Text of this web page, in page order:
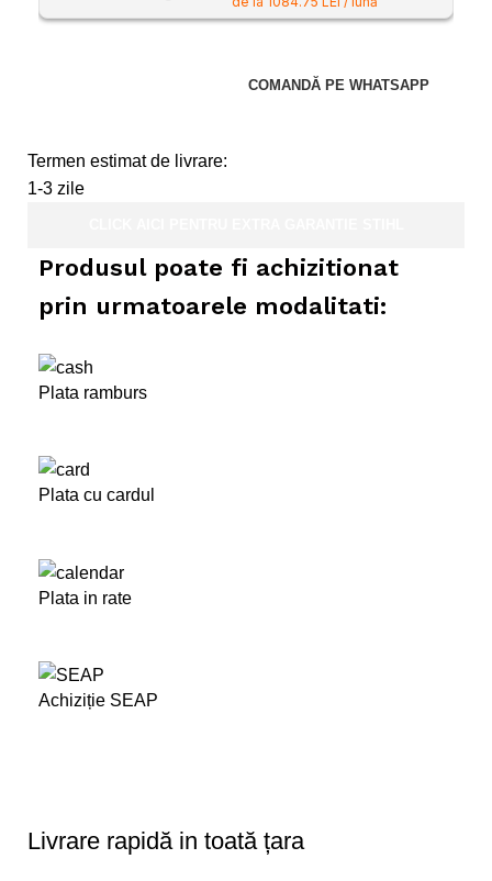
COMANDĂ PE WHATSAPP
Termen estimat de livrare:
1-3 zile
Produsul poate fi achizitionat
prin urmatoarele modalitati:
Plata ramburs
Plata cu cardul
Plata in rate
Achiziție SEAP
Livrare rapidă in toată țara